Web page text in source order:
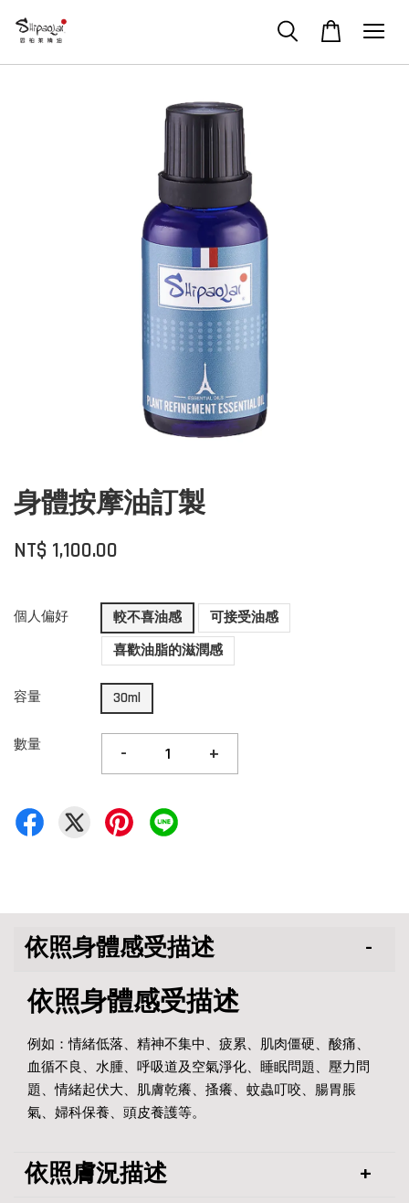
身體按摩油訂製
NT$ 1,100.00
個人偏好 較不喜油感
可接受油感
喜歡油脂的滋潤感
容量 30ml
數量 - +
依照身體感受描述
依照身體感受描述
例如：情緒低落、精神不集中、疲累、肌肉僵硬、酸痛、
血循不良、水腫、呼吸道及空氣淨化、睡眠問題、壓力問
題、情緒起伏大、肌膚乾癢、搔癢、蚊蟲叮咬、腸胃脹
氣、婦科保養、頭皮養護等。
依照膚況描述